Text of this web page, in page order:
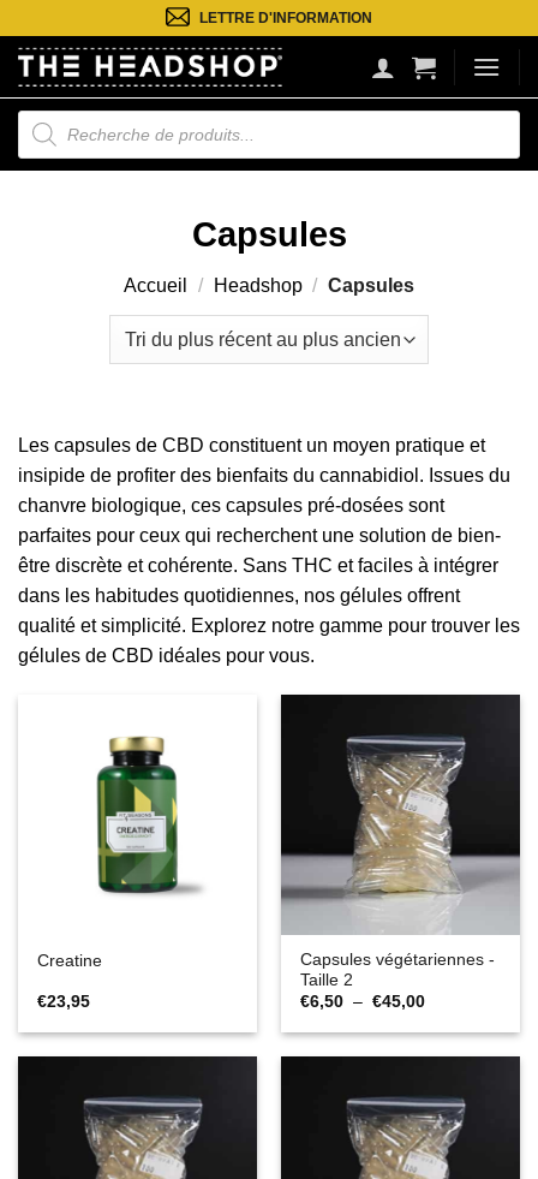
au
contenu
LETTRE D'INFORMATION
Recherche
de
produits
Capsules
Accueil / Headshop / Capsules
Les capsules de CBD constituent un moyen pratique et
insipide de profiter des bienfaits du cannabidiol. Issues du
chanvre biologique, ces capsules pré-dosées sont
parfaites pour ceux qui recherchent une solution de bien-
être discrète et cohérente. Sans THC et faciles à intégrer
dans les habitudes quotidiennes, nos gélules offrent
qualité et simplicité. Explorez notre gamme pour trouver les
gélules de CBD idéales pour vous.
Creatine
€23,95
Capsules végétariennes -
Taille 2
€6,50 – €45,00Plage
prix :